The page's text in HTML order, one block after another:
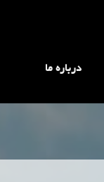
درباره ما